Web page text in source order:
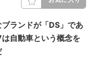
ランドが「DS」であ
自動車という概念を